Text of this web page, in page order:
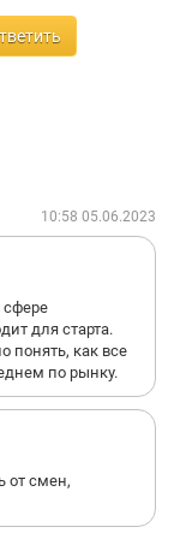
10:58 05.06.2023
сфере
для старта.
понять, как все
по рынку.
от смен,